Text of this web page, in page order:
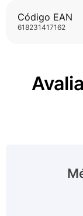
Código EAN
618231417162